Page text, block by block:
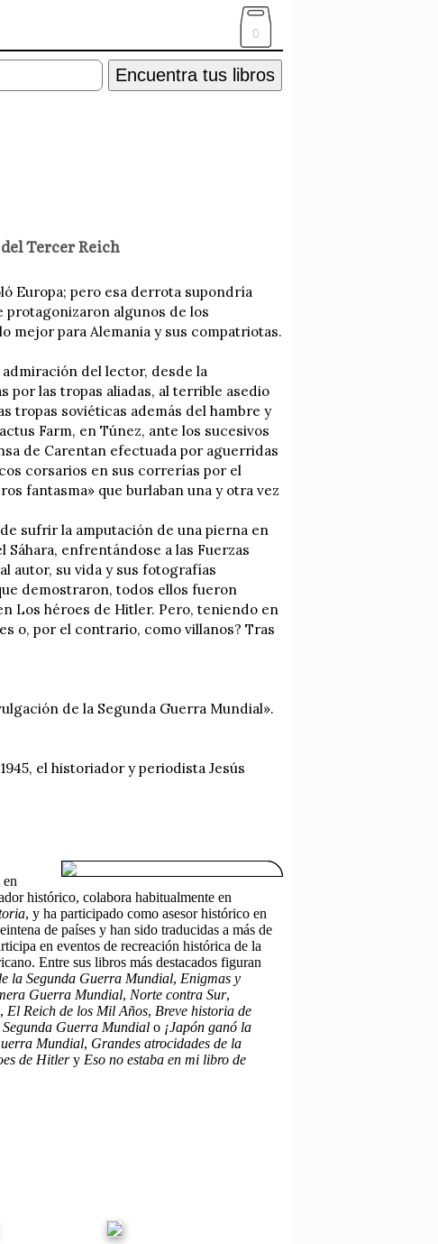
0
Encuentra tus libros
Tercer Reich
Europa; pero esa derrota supondría
protagonizaron algunos de los
mejor para Alemania y sus compatriotas.
del lector, desde la
por las tropas aliadas, al terrible asedio
tropas soviéticas además del hambre y
Farm, en Túnez, ante los sucesivos
de Carentan efectuada por aguerridas
corsarios en sus correrías por el
fantasma» que burlaban una y otra vez
sufrir la amputación de una pierna en
enfrentándose a las Fuerzas
autor, su vida y sus fotografías
demostraron, todos ellos fueron
Los héroes de Hitler. Pero, teniendo en
o, por el contrario, como villanos? Tras
de la Segunda Guerra Mundial».
el historiador y periodista Jesús
histórico, colabora habitualmente en
, y ha participado como asesor histórico en
de países y han sido traducidas a más de
en eventos de recreación histórica de la
Entre sus libros más destacados figuran
la Segunda Guerra Mundial, Enigmas y
Guerra Mundial, Norte contra Sur,
, El Reich de los Mil Años, Breve historia de
Guerra Mundial o ¡Japón ganó la
Mundial, Grandes atrocidades de la
de Hitlery Eso no estaba en mi libro de